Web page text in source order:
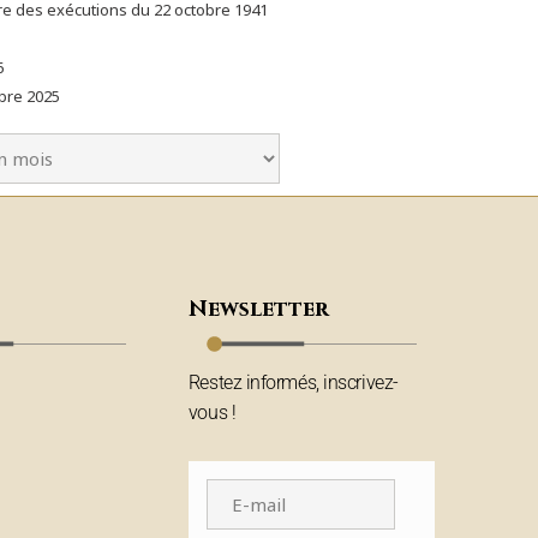
des exécutions du 22 octobre 1941
2025
Newsletter
Restez informés, inscrivez-
vous !